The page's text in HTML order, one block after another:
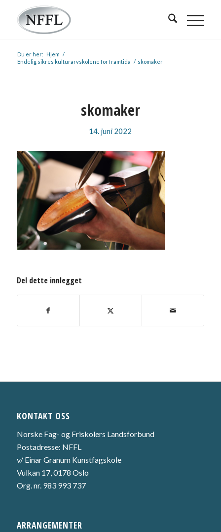
Du er her: Hjem /
Endelig sikres kulturarvskolene for framtida / skomaker
skomaker
14. juni 2022
Del dette innlegget
KONTAKT OSS
Norske Fag- og Friskolers Landsforbund
Postadresse: NFFL
v/ Einar Granum Kunstfagskole
Vulkan 17, 0178 Oslo
Org. nr. 983 993 737
ARRANGEMENTER